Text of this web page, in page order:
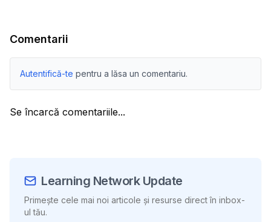
Comentarii
Autentifică-te pentru a lăsa un comentariu.
Se încarcă comentariile...
Learning Network Update
Primește cele mai noi articole și resurse direct în inbox-
ul tău.